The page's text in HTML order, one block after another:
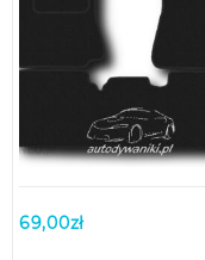
69,00zł